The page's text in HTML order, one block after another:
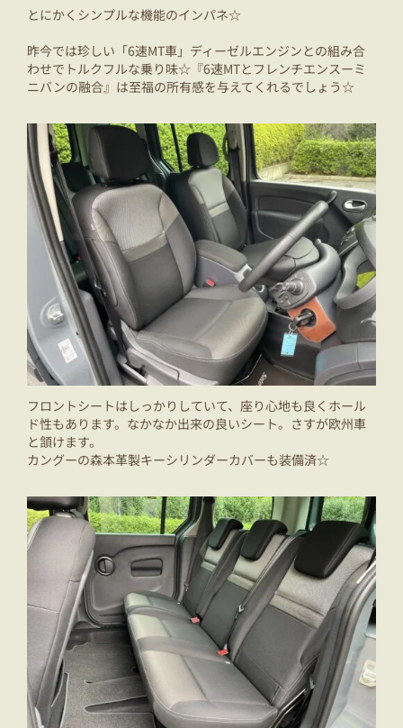
とにかくシンプルな機能のインパネ☆
昨今では珍しい「6速MT車」ディーゼルエンジンとの組み合
わせでトルクフルな乗り味☆『6速MTとフレンチエンスーミ
ニバンの融合』は至福の所有感を与えてくれるでしょう☆
フロントシートはしっかりしていて、座り心地も良くホール
ド性もあります。なかなか出来の良いシート。さすが欧州車
と頷けます。
カングーの森本革製キーシリンダーカバーも装備済☆